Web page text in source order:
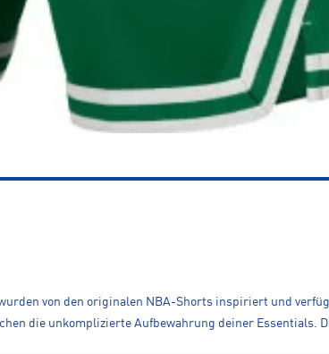
von den originalen NBA-Shorts inspiriert und
die unkomplizierte Aufbewahrung deiner Essentials.